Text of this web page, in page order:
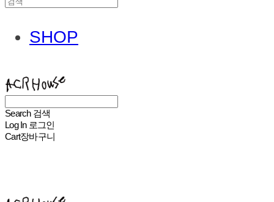
SHOP
Search 검색
Log In 로그인
Cart장바구니